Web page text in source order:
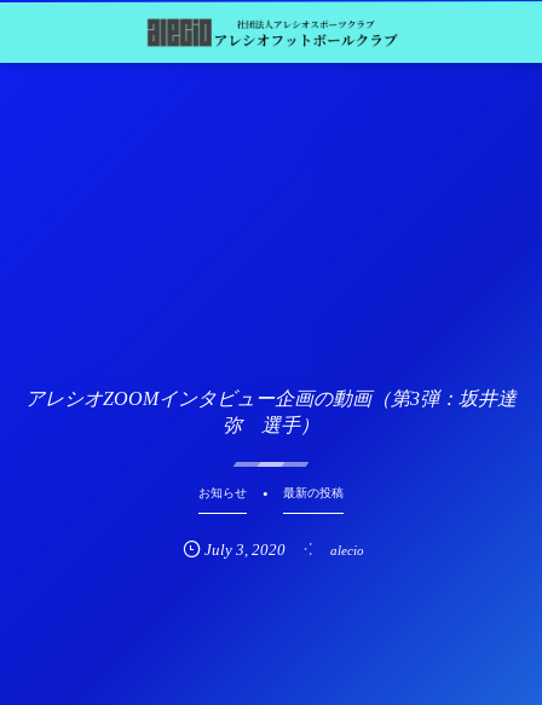
アレシオZOOMインタビュー企画の動画（第3弾：坂井達
弥 選手）
お知らせ 最新の投稿
July 3, 2020 alecio